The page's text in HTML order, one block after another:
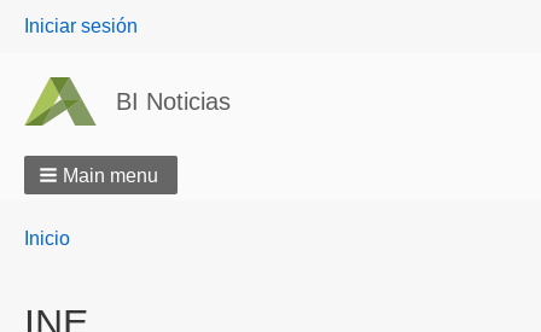
User
Iniciar sesión
BI Noticias
Main menu
Breadcrumbs
You
Inicio